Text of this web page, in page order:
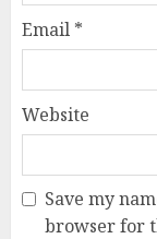
Email *
Website
Save my
browser for